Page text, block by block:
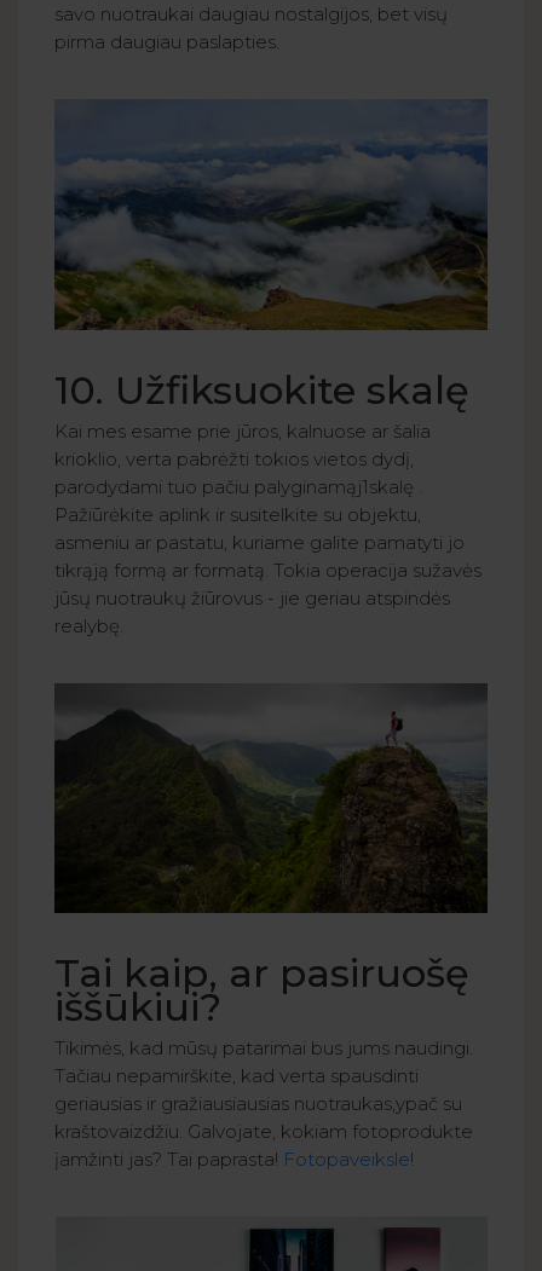
savo nuotraukai daugiau nostalgijos, bet visų
pirma daugiau paslapties.
10. Užfiksuokite skalę
Kai mes esame prie jūros, kalnuose ar šalia
krioklio, verta pabrėžti tokios vietos dydį,
parodydami tuo pačiu palyginamąj1skalę .
Pažiūrėkite aplink ir susitelkite su objektu,
asmeniu ar pastatu, kuriame galite pamatyti jo
tikrąją formą ar formatą. Tokia operacija sužavės
jūsų nuotraukų žiūrovus - jie geriau atspindės
realybę.
Tai kaip, ar pasiruošę
iššūkiui?
Tikimės, kad mūsų patarimai bus jums naudingi.
Tačiau nepamirškite, kad verta spausdinti
geriausias ir gražiausiausias nuotraukas,ypač su
kraštovaizdžiu. Galvojate, kokiam fotoprodukte
įamžinti jas? Tai paprasta! Fotopaveiksle!